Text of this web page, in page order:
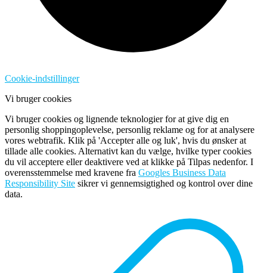
Cookie-indstillinger
Vi bruger cookies
Vi bruger cookies og lignende teknologier for at give dig en
personlig shoppingoplevelse, personlig reklame og for at analysere
vores webtrafik. Klik på 'Accepter alle og luk', hvis du ønsker at
tillade alle cookies. Alternativt kan du vælge, hvilke typer cookies
du vil acceptere eller deaktivere ved at klikke på Tilpas nedenfor. I
overensstemmelse med kravene fra Googles Business Data
Responsibility Site sikrer vi gennemsigtighed og kontrol over dine
data.